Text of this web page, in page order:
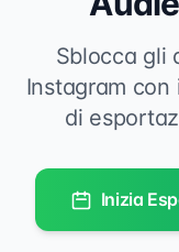
Sblocca gli
Instagram
di
Inizia